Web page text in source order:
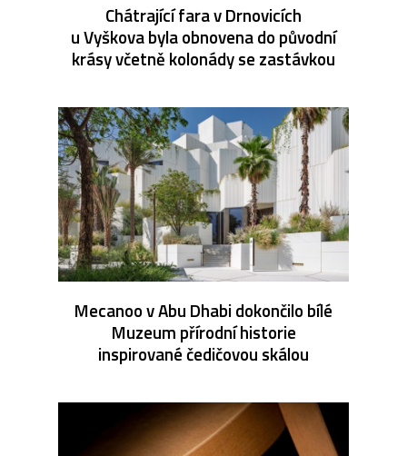
Chátrající fara v Drnovicích
u Vyškova byla obnovena do původní
krásy včetně kolonády se zastávkou
Mecanoo v Abu Dhabi dokončilo bílé
Muzeum přírodní historie
inspirované čedičovou skálou